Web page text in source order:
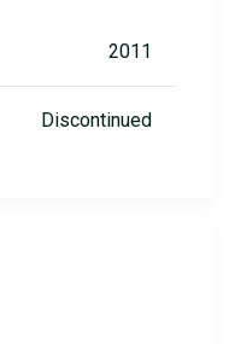
2011
Discontinued